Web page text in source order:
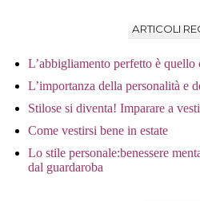
ARTICOLI
L’abbigliamento perfetto è quello
L’importanza della personalità e
Stilose si diventa! Imparare a
Come vestirsi bene in estate
Lo stile personale:benessere
dal guardaroba